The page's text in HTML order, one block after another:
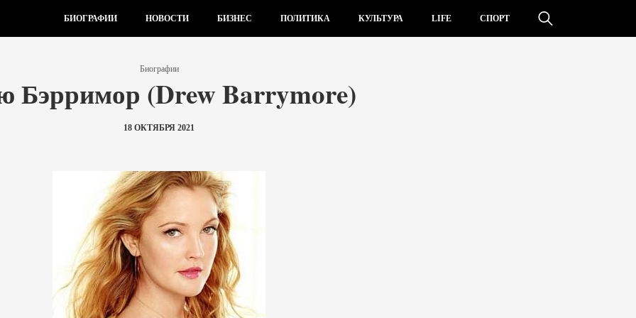
БИОГРАФИИ НОВОСТИ БИЗНЕС ПОЛИТИКА КУЛЬТУРА LIFE СПОРТ
Биографии
Бэрримор (Drew Barrymore)
18 ОКТЯБРЯ 2021